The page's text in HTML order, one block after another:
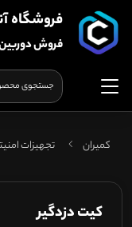
فروشگاه
فروش
کمیران تجهیزات
کیت دزدگیر